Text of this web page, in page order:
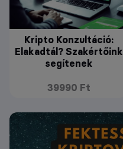
Kripto Konzultáció:
Elakadtál? Szakértőink
segítenek
39990 Ft